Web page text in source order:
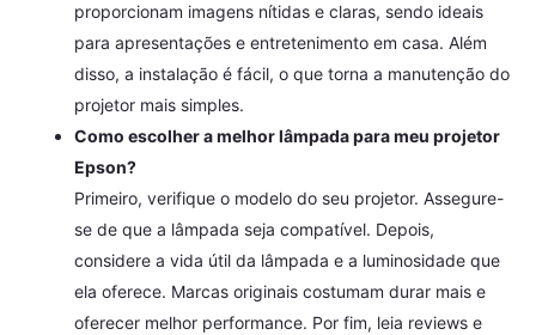
proporcionam imagens nítidas e claras, sendo ideais
para apresentações e entretenimento em casa. Além
disso, a instalação é fácil, o que torna a manutenção do
projetor mais simples.
Como escolher a melhor lâmpada para meu projetor
Epson?
Primeiro, verifique o modelo do seu projetor. Assegure-
se de que a lâmpada seja compatível. Depois,
considere a vida útil da lâmpada e a luminosidade que
ela oferece. Marcas originais costumam durar mais e
oferecer melhor performance. Por fim, leia reviews e